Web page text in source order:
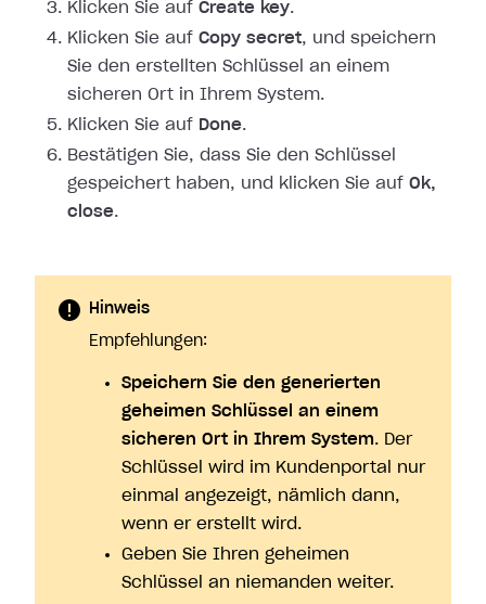
Klicken Sie auf Create key.
Klicken Sie auf Copy secret, und speichern
Sie den erstellten Schlüssel an einem
sicheren Ort in Ihrem System.
Klicken Sie auf Done.
Bestätigen Sie, dass Sie den Schlüssel
gespeichert haben, und klicken Sie auf Ok,
close.
Hinweis
Empfehlungen:
Speichern Sie den generierten
geheimen Schlüssel an einem
sicheren Ort in Ihrem System. Der
Schlüssel wird im Kundenportal nur
einmal angezeigt, nämlich dann,
wenn er erstellt wird.
Geben Sie Ihren geheimen
Schlüssel an niemanden weiter.